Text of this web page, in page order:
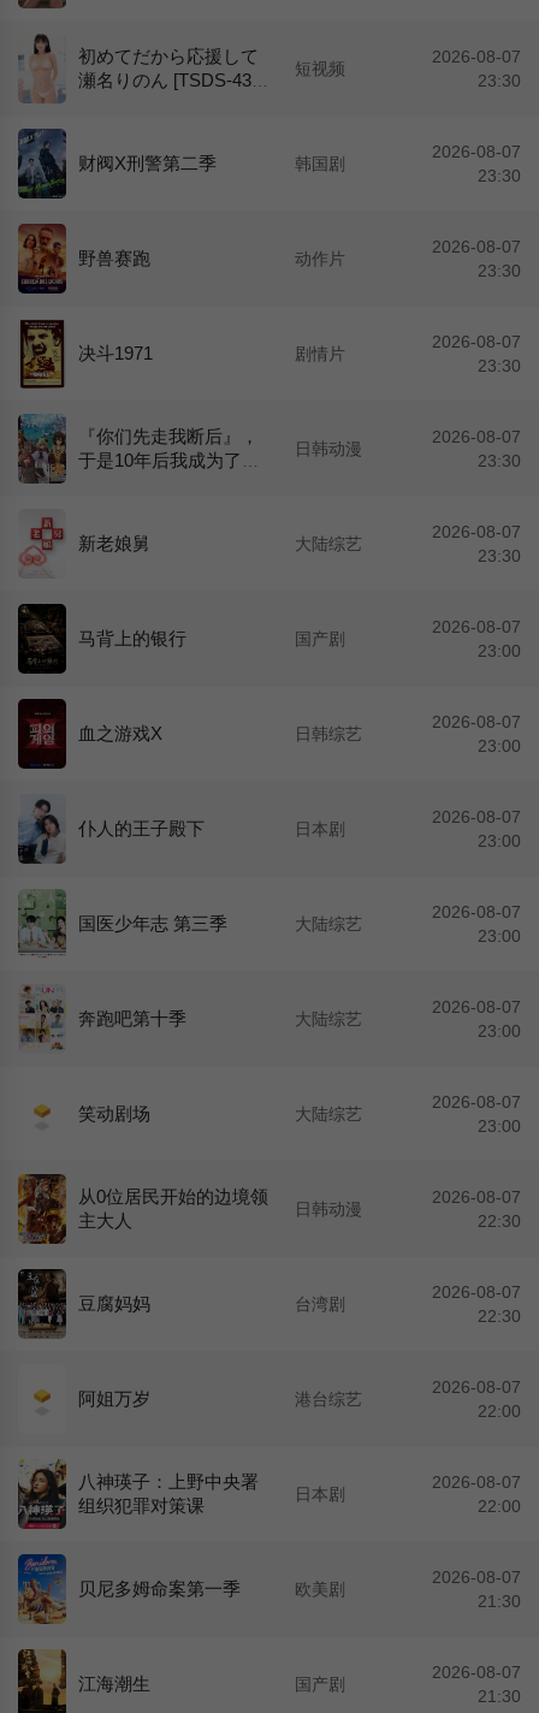
初めてだから応援して
瀬名りのん [TSDS-4306
短视频
2026-08-07
23:30
财阀X刑警第二季 韩国剧
2026-08-07
23:30
野兽赛跑 动作片
2026-08-07
23:30
决斗1971 剧情片
2026-08-07
23:30
『你们先走我断后』，
于是10年后我成为了传
日韩动漫
2026-08-07
23:30
新老娘舅 大陆综艺
2026-08-07
23:30
马背上的银行 国产剧
2026-08-07
23:00
血之游戏X 日韩综艺
2026-08-07
23:00
仆人的王子殿下 日本剧
2026-08-07
23:00
国医少年志 第三季 大陆综艺
2026-08-07
23:00
奔跑吧第十季 大陆综艺
2026-08-07
23:00
笑动剧场 大陆综艺
2026-08-07
23:00
从0位居民开始的边境领
主大人
日韩动漫
2026-08-07
22:30
豆腐妈妈 台湾剧
2026-08-07
22:30
阿姐万岁 港台综艺
2026-08-07
22:00
八神瑛子：上野中央署
组织犯罪对策课
日本剧
2026-08-07
22:00
贝尼多姆命案第一季 欧美剧
2026-08-07
21:30
江海潮生 国产剧
2026-08-07
21:30